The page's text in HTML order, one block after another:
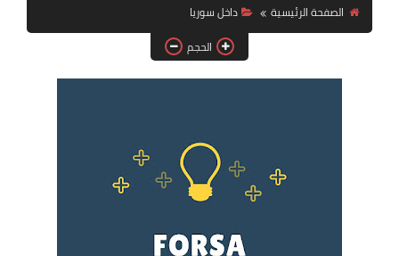
فرص عمل في العراق
فرص عمل في اليمن
دورات تدريبية
الصفحة الرئيسية
داخل سوريا
الحجم